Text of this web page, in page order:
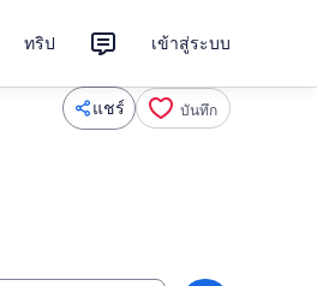
ทริป เข้าสู่ระบบ
แชร์ บันทึก